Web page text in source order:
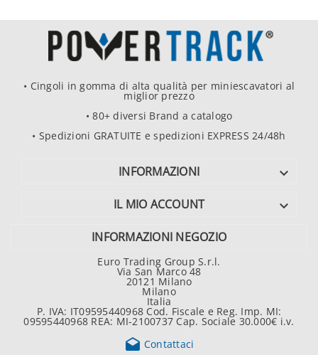
• Cingoli in gomma di alta qualità per miniescavatori al
miglior prezzo
• 80+ diversi Brand a catalogo
• Spedizioni GRATUITE e spedizioni EXPRESS 24/48h
INFORMAZIONI 
IL MIO ACCOUNT 
INFORMAZIONI NEGOZIO
Euro Trading Group S.r.l.
Via San Marco 48
20121 Milano
Milano
Italia
P. IVA: IT09595440968 Cod. Fiscale e Reg. Imp. MI:
09595440968 REA: MI-2100737 Cap. Sociale 30.000€ i.v.
 Contattaci